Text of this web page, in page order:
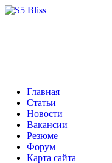
Главная
Статьи
Новости
Вакансии
Резюме
Форум
Карта сайта